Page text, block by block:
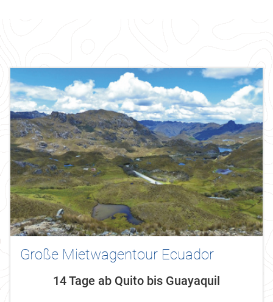
Große Mietwagentour Ecuador
14 Tage ab Quito bis Guayaquil